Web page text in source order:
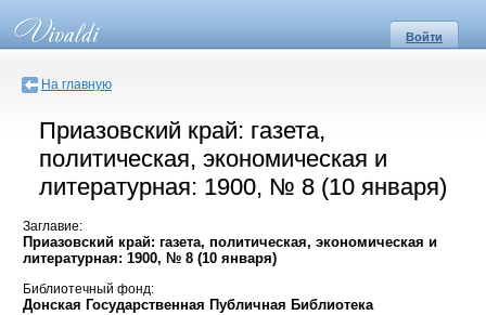
Войти
На главную
Приазовский край: газета,
политическая, экономическая и
литературная: 1900, № 8 (10 января)
Заглавие:
Приазовский край: газета, политическая, экономическая и
литературная: 1900, № 8 (10 января)
Библиотечный фонд:
Донская Государственная Публичная Библиотека